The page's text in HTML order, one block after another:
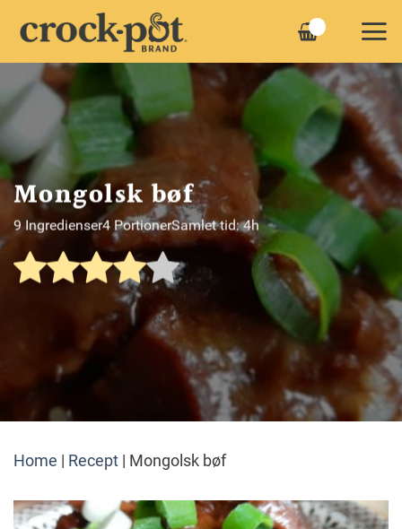
Mongolsk bøf
9 Ingredienser4 PortionerSamlet tid: 4h
Home Recept Mongolsk bøf